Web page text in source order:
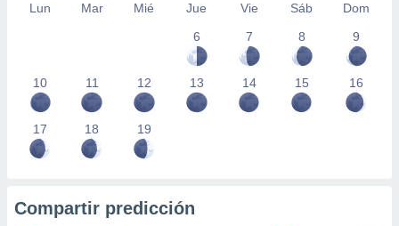
publicidad
1199
Lun Mar Mié Jue Vie Sáb
Dom
6
7 8 9
10 11 12 13 14 15 16
17 18 19
Compartir predicción